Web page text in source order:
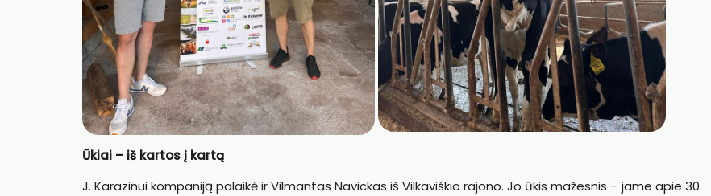
Ūkiai – iš kartos į kartą
J. Karazinui kompaniją palaikė ir Vilmantas Navickas iš Vilkaviškio rajono. Jo ūkis mažesnis – jame apie 30